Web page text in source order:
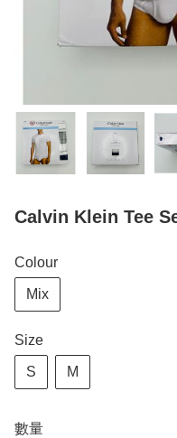
Calvin Klein Tee
Colour
Mix
Size
S M
數量